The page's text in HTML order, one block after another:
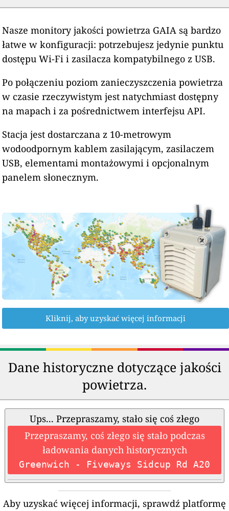
Nasze monitory jakości powietrza GAIA są bardzo
łatwe w konfiguracji: potrzebujesz jedynie punktu
dostępu Wi-Fi i zasilacza kompatybilnego z USB.
Po połączeniu poziom zanieczyszczenia powietrza
w czasie rzeczywistym jest natychmiast dostępny
na mapach i za pośrednictwem interfejsu API.
Stacja jest dostarczana z 10-metrowym
wodoodpornym kablem zasilającym, zasilaczem
USB, elementami montażowymi i opcjonalnym
panelem słonecznym.
Kliknij, aby uzyskać więcej informacji
Dane historyczne dotyczące jakości
powietrza.
Ups... Przepraszamy, stało się coś złego
Przepraszamy, coś złego się stało podczas
ładowania danych historycznych
Greenwich - Fiveways Sidcup Rd A20
Aby uzyskać więcej informacji, sprawdź platformę